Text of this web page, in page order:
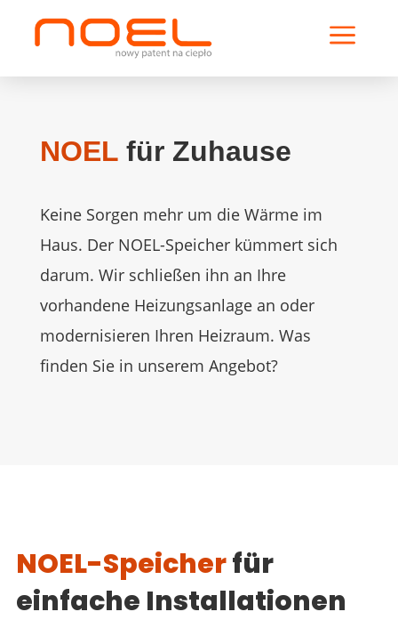
a
NOEL für Zuhause
Keine Sorgen mehr um die Wärme im
Haus. Der NOEL-Speicher kümmert sich
darum. Wir schließen ihn an Ihre
vorhandene Heizungsanlage an oder
modernisieren Ihren Heizraum. Was
finden Sie in unserem Angebot?
NOEL-Speicherfür
einfache Installationen